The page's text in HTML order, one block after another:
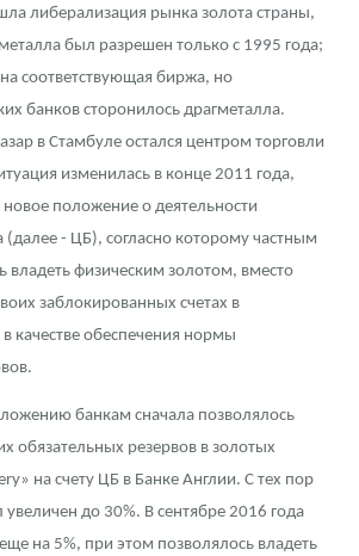
металлов
либерализация рынка золота страны,
был разрешен только с 1995 года;
соответствующая биржа, но
банков сторонилось драгметалла.
в Стамбуле остался центром торговли
изменилась в конце 2011 года,
положение о деятельности
(далее - ЦБ), согласно которому частным
владеть физическим золотом, вместо
заблокированных счетах в
качестве обеспечения нормы
банкам сначала позволялось
обязательных резервов в золотых
на счету ЦБ в Банке Англии. С тех пор
увеличен до 30%. В сентябре 2016 года
на 5%, при этом позволялось владеть